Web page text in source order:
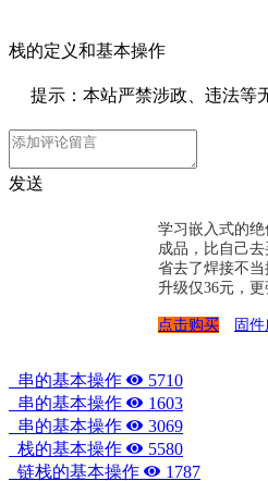
栈的定义和基本操作
提示：本站严禁涉政、违法等
发送
学习嵌入式的绝
成品，比自己去
省去了焊接不
升级仅36元，更
点击购买 固
串的基本操作
5710
串的基本操作
1603
串的基本操作
3069
栈的基本操作
5580
链栈的基本操作
1787